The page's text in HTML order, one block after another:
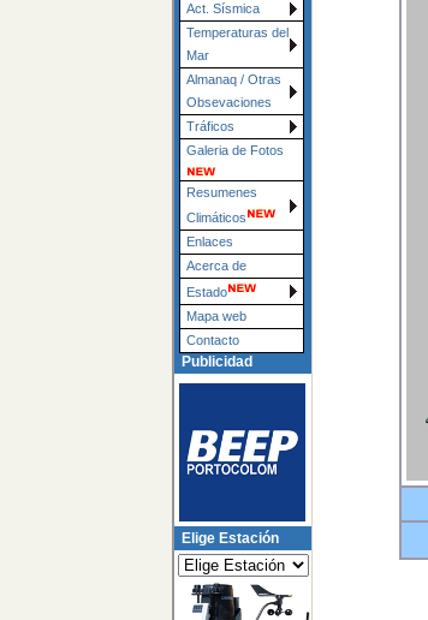
Act. Sísmica
Temperaturas del
Mar
Almanaq / Otras
Obsevaciones
Tráficos
Galeria de Fotos
Resumenes
Climáticos
Enlaces
Acerca de
Estado
Mapa web
Contacto
Publicidad
Elige Estación